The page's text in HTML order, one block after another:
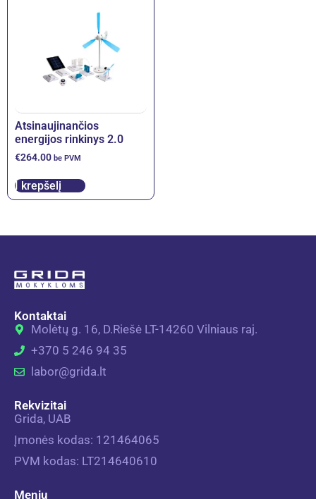
Atsinaujinančios
energijos rinkinys 2.0
€264.00 be PVM
Į krepšelį
Kontaktai
Molėtų g. 16, D.Riešė LT-14260 Vilniaus raj.
+370 5 246 94 35
labor@grida.lt
Rekvizitai
Grida, UAB
Įmonės kodas: 121464065
PVM kodas: LT214640610
Meniu